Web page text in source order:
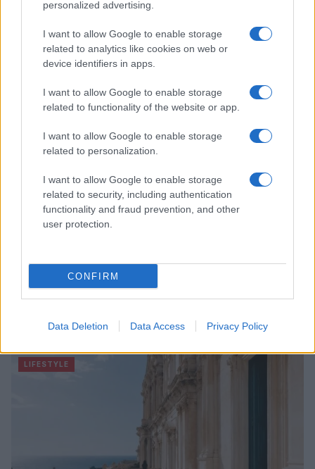
personalized advertising.
I want to allow Google to enable storage
related to analytics like cookies on web or
device identifiers in apps.
I want to allow Google to enable storage
related to functionality of the website or app.
I want to allow Google to enable storage
related to personalization.
I want to allow Google to enable storage
related to security, including authentication
functionality and fraud prevention, and other
user protection.
CONFIRM
Data Deletion Data Access Privacy Policy
Continua a leggere
LIFESTYLE
Guida step-by-step per un’immagine pubblica
LIFESTYLE